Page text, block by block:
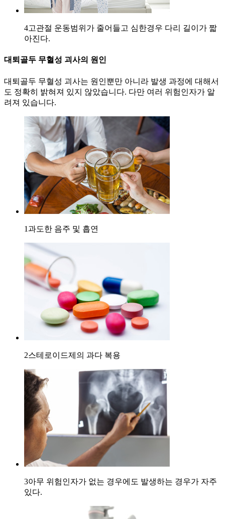
4고관절 운동범위가 줄어들고 심한경우 다리 길이가 짧
아진다.
대퇴골두 무혈성 괴사의 원인
대퇴골두 무혈성 괴사는 원인뿐만 아니라 발생 과정에 대해서
도 정확히 밝혀져 있지 않았습니다. 다만 여러 위험인자가 알
려져 있습니다.
1과도한 음주 및 흡연
2스테로이드제의 과다 복용
3아무 위험인자가 없는 경우에도 발생하는 경우가 자주
있다.